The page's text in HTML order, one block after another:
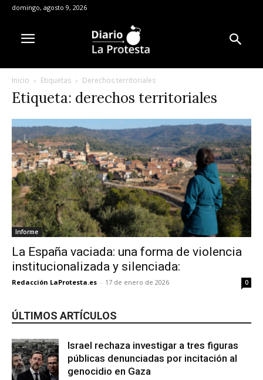
domingo, agosto 9, 2026
Inicio Etiquetas Derechos territoriales
Etiqueta: derechos territoriales
Informe
La España vaciada: una forma de violencia
institucionalizada y silenciada:
Redacción LaProtesta.es - 17 de enero de 2026 0
ÚLTIMOS ARTÍCULOS
Israel rechaza investigar a tres figuras
públicas denunciadas por incitación al
genocidio en Gaza